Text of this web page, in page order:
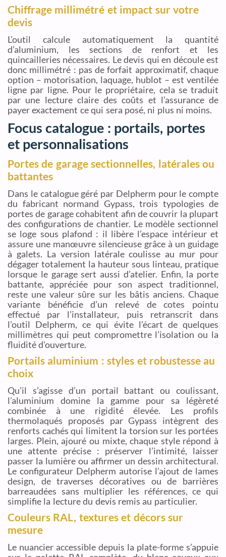
Chiffrage millimétré et impact sur votre
devis
L’outil calcule automatiquement la quantité
d’aluminium, les sections de renfort et les
quincailleries nécessaires. Le devis qui en découle est
donc millimétré : pas de forfait approximatif, chaque
option – motorisation, laquage, hublot – est ventilée
ligne par ligne. Pour le propriétaire, cela se traduit
par une lecture claire des coûts et l’assurance de
payer exactement ce qui sera posé, ni plus ni moins.
Focus catalogue : portails, portes
et personnalisations
Portes de garage sectionnelles, latérales ou
battantes
Dans le catalogue géré par Delpherm pour le compte
du fabricant normand Gypass, trois typologies de
portes de garage cohabitent afin de couvrir la plupart
des configurations de chantier. Le modèle sectionnel
se loge sous plafond : il libère l’espace intérieur et
assure une manœuvre silencieuse grâce à un guidage
à galets. La version latérale coulisse au mur pour
dégager totalement la hauteur sous linteau, pratique
lorsque le garage sert aussi d’atelier. Enfin, la porte
battante, appréciée pour son aspect traditionnel,
reste une valeur sûre sur les bâtis anciens. Chaque
variante bénéficie d’un relevé de cotes pointu
effectué par l’installateur, puis retranscrit dans
l’outil Delpherm, ce qui évite l’écart de quelques
millimètres qui peut compromettre l’isolation ou la
fluidité d’ouverture.
Portails aluminium : styles et robustesse au
choix
Qu’il s’agisse d’un portail battant ou coulissant,
l’aluminium domine la gamme pour sa légèreté
combinée à une rigidité élevée. Les profils
thermolaqués proposés par Gypass intègrent des
renforts cachés qui limitent la torsion sur les portées
larges. Plein, ajouré ou mixte, chaque style répond à
une attente précise : préserver l’intimité, laisser
passer la lumière ou affirmer un dessin architectural.
Le configurateur Delpherm autorise l’ajout de lames
design, de traverses décoratives ou de barrières
barreaudées sans multiplier les références, ce qui
simplifie la lecture du devis remis au particulier.
Couleurs RAL, textures et décors sur
mesure
Le nuancier accessible depuis la plate-forme s’appuie